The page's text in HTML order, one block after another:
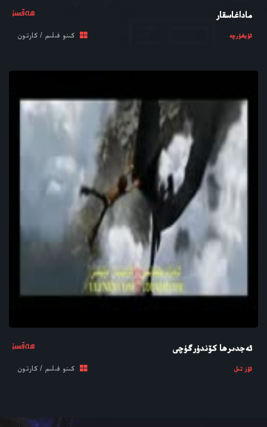
ماداغاسقار ھەقسىز
ئۇيغۇرچە كىنو فىلىم / كارتون
ئەجدىرھا كۆندۈرگۈچى ھەقسىز
ئۆز تىل كىنو فىلىم / كارتون